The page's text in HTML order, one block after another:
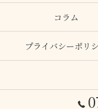
コラム
プライバシーポリ